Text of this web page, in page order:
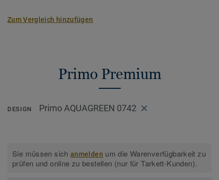
Zum Vergleich hinzufügen
Primo Premium
DESIGN Primo AQUAGREEN 0742
Sie müssen sichanmelden um die Warenverfügbarkeit zu
prüfen und online zu bestellen (nur für Tarkett-Kunden).